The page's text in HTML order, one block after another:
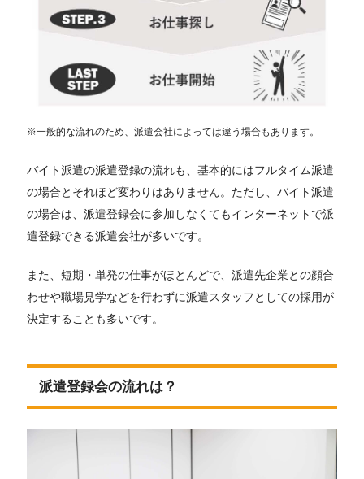
※一般的な流れのため、派遣会社によっては違う場合もあります。
バイト派遣の派遣登録の流れも、基本的にはフルタイム派遣
の場合とそれほど変わりはありません。ただし、バイト派遣
の場合は、派遣登録会に参加しなくてもインターネットで派
遣登録できる派遣会社が多いです。
また、短期・単発の仕事がほとんどで、派遣先企業との顔合
わせや職場見学などを行わずに派遣スタッフとしての採用が
決定することも多いです。
派遣登録会の流れは？